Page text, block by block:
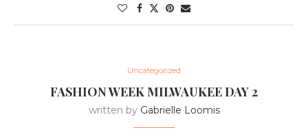
Uncategorized
FASHION WEEK MILWAUKEE DAY 2
written by Gabrielle Loomis